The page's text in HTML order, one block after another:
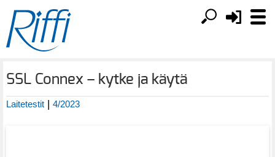
SSL Connex – kytke ja käytä
Laitetestit | 4/2023